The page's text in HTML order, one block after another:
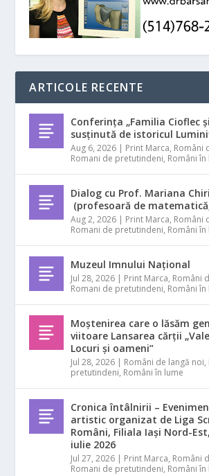
ARTICOLE RECENTE
Conferința „Familia Cioflec
susținută de istoricul
Aug 6, 2026 | Print Marca, Români
Romani de pretutindeni, Români în
Dialog cu Prof. Mariana
(profesoară de
Aug 2, 2026 | Print Marca, Români
Romani de pretutindeni, Români în
Muzeul Imnului Național
Jul 28, 2026 | Print Marca, Români
Romani de pretutindeni, Români în
Moștenirea care o lăsăm
viitoare Lansarea cărții
Locuri și oameni”
Jul 28, 2026 | Români de langă noi,
pretutindeni, Români în lume
Cronica întâlnirii –
artistic organizat de Liga
Români, Filiala Iași Nord-
iulie 2026
Jul 27, 2026 | Print Marca, Români
Romani de pretutindeni, Români în